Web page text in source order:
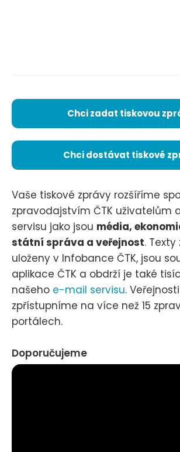
Chci zadat tiskovou
Chci dostávat tiskové
Vaše tiskové zprávy rozšíříme
zpravodajstvím ČTK uživatelům
servisu jako jsou média,
státní správa a veřejnost.
uloženy v Infobance ČTK, jsou
aplikace ČTK a obdrží je také
našeho e-mail servisu.
zpřístupníme na více než 15
portálech.
Doporučujeme